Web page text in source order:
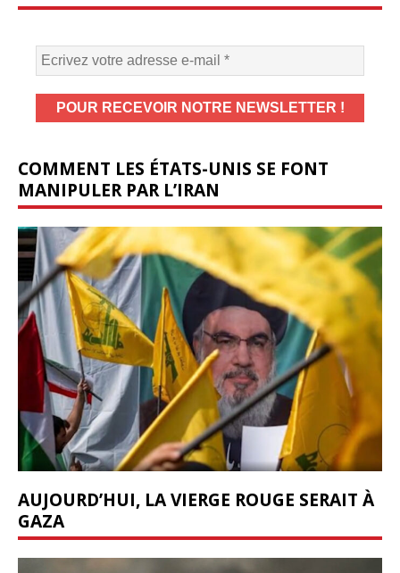
COMMENT LES ÉTATS-UNIS SE FONT
MANIPULER PAR L’IRAN
AUJOURD’HUI, LA VIERGE ROUGE SERAIT À
GAZA